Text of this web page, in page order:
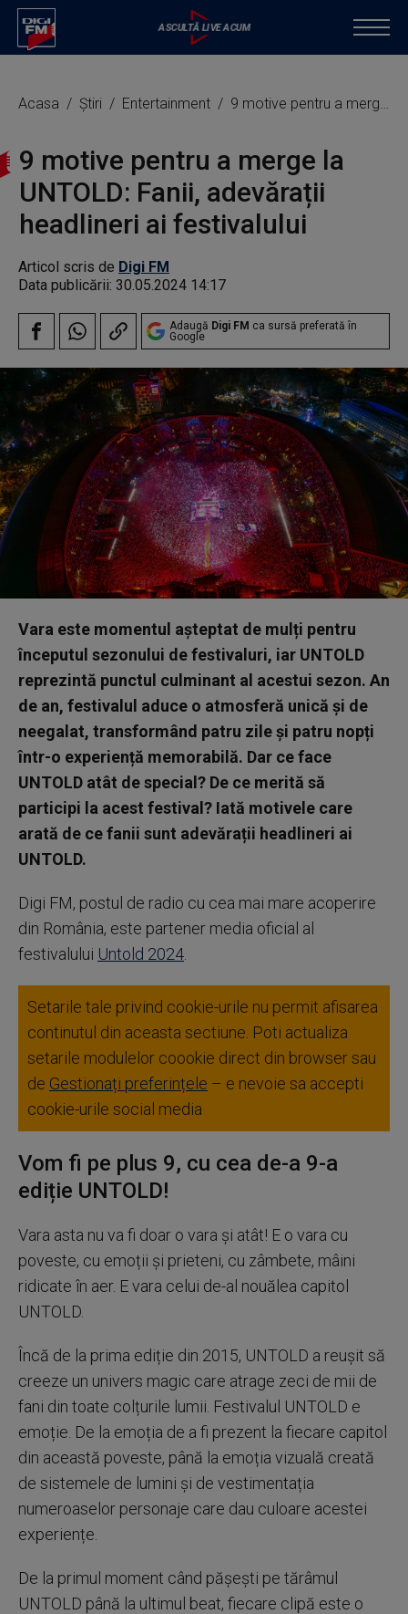
Acasa Știri Entertainment 9 motive pentru a merge la UNTOLD: Fanii, adevărații headlineri ai festivalului
9 motive pentru a merge la
UNTOLD: Fanii, adevărații
headlineri ai festivalului
Articol scris de Digi FM
Data publicării: 30.05.2024 14:17
Adaugă Digi FM ca sursă preferată în
Google
Vara este momentul așteptat de mulți pentru
începutul sezonului de festivaluri, iar UNTOLD
reprezintă punctul culminant al acestui sezon. An
de an, festivalul aduce o atmosferă unică și de
neegalat, transformând patru zile și patru nopți
într-o experiență memorabilă. Dar ce face
UNTOLD atât de special? De ce merită să
participi la acest festival? Iată motivele care
arată de ce fanii sunt adevărații headlineri ai
UNTOLD.
Digi FM, postul de radio cu cea mai mare acoperire
din România, este partener media oficial al
festivalului Untold 2024
Setarile tale privind cookie-urile nu permit afisarea
continutul din aceasta sectiune. Poti actualiza
setarile modulelor coookie direct din browser sau
de Gestionați preferințele – e nevoie sa accepti
cookie-urile social media
Vom fi pe plus 9, cu cea de-a 9-a
ediție UNTOLD!
Vara asta nu va fi doar o vara și atât! E o vara cu
poveste, cu emoții și prieteni, cu zâmbete, mâini
ridicate în aer. E vara celui de-al nouălea capitol
UNTOLD.
Încă de la prima ediție din 2015, UNTOLD a reușit să
creeze un univers magic care atrage zeci de mii de
fani din toate colțurile lumii. Festivalul UNTOLD e
emoție. De la emoția de a fi prezent la fiecare capitol
din această poveste, până la emoția vizuală creată
de sistemele de lumini și de vestimentația
numeroaselor personaje care dau culoare acestei
experiențe.
De la primul moment când pășești pe tărâmul
UNTOLD până la ultimul beat, fiecare clipă este o